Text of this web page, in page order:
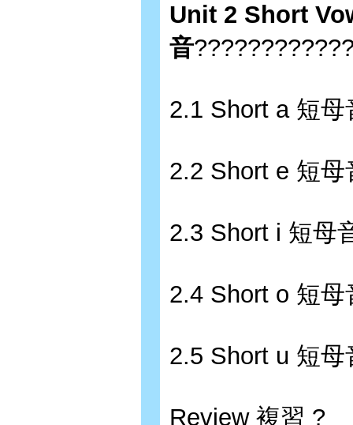
Unit 2 Short
音
2.1 Short a 短母
2.2 Short e 短母
2.3 Short i 短母
2.4 Short o 短母
2.5 Short u 短母
Review 複習 ?